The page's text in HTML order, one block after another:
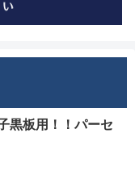
黒板用！！パーセ